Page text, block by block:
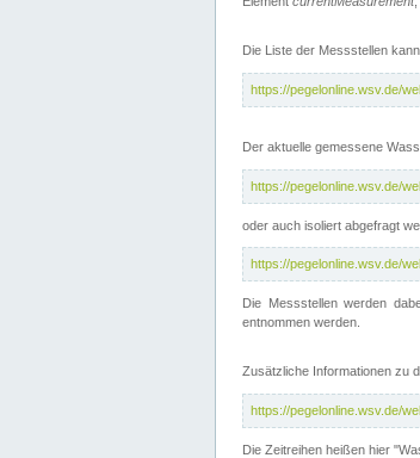
Die Liste der Messstellen
https://pegelonline.wsv.de/
Der aktuelle gemessene
https://pegelonline.wsv.de/
oder auch isoliert abgefragt
https://pegelonline.wsv.de/
Die Messstellen werden
entnommen werden.
Zusätzliche Informationen zu
https://pegelonline.wsv.de/
Die Zeitreihen heißen hier